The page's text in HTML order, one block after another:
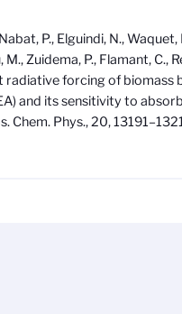
P., Elguindi, N., Waquet,
M., Zuidema, P., Flamant, C.,
radiative forcing of biomass
and its sensitivity to
Chem. Phys., 20,